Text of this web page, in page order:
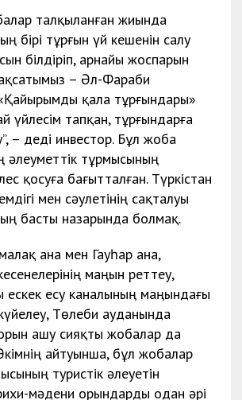
талқыланған жиында
бірі тұрғын үй кешенін салу
білдіріп, арнайы жоспарын
– Әл-Фараби
қала тұрғындары»
үйлесім тапқан, тұрғындарға
– деді инвестор. Бұл жоба
әлеуметтік тұрмысының
қосуға бағытталған. Түркістан
мен сәулетінің сақталуы
басты назарында болмақ.
ана мен Гауһар ана,
маңын реттеу,
ескек есу каналының маңындағы
Төлеби ауданында
орын ашу сияқты жобалар да
айтуынша, бұл жобалар
туристік әлеуетін
мәдени орындарды одан әрі